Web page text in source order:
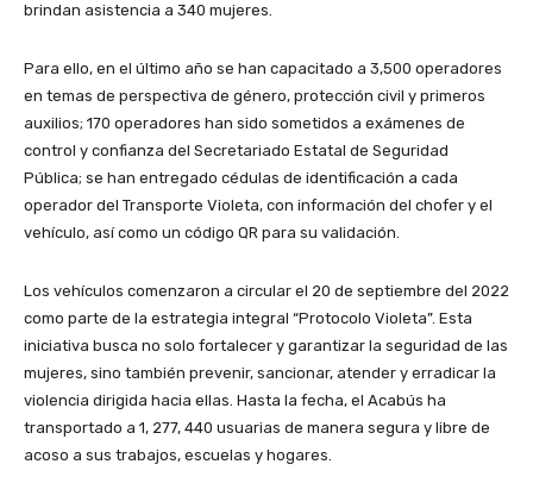
brindan asistencia a 340 mujeres.
Para ello, en el último año se han capacitado a 3,500 operadores
en temas de perspectiva de género, protección civil y primeros
auxilios; 170 operadores han sido sometidos a exámenes de
control y confianza del Secretariado Estatal de Seguridad
Pública; se han entregado cédulas de identificación a cada
operador del Transporte Violeta, con información del chofer y el
vehículo, así como un código QR para su validación.
Los vehículos comenzaron a circular el 20 de septiembre del 2022
como parte de la estrategia integral “Protocolo Violeta”. Esta
iniciativa busca no solo fortalecer y garantizar la seguridad de las
mujeres, sino también prevenir, sancionar, atender y erradicar la
violencia dirigida hacia ellas. Hasta la fecha, el Acabús ha
transportado a 1, 277, 440 usuarias de manera segura y libre de
acoso a sus trabajos, escuelas y hogares.